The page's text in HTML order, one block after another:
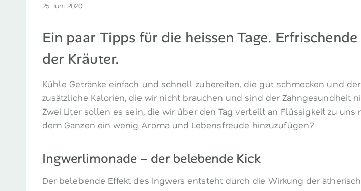
25. Juni 2020
Ein paar Tipps für die heissen Tage.
der Kräuter.
Kühle Getränke einfach und schnell zubereiten, die gut schmecken und
zusätzliche Kalorien, die wir nicht brauchen und sind der Zahngesundheit
Zwei Liter sollen es sein, die wir über den Tag verteilt an Flüssigkeit zu
dem Ganzen ein wenig Aroma und Lebensfreude hinzuzufügen?
Ingwerlimonade – der belebende Kick
Der belebende Effekt des Ingwers entsteht durch die Wirkung der